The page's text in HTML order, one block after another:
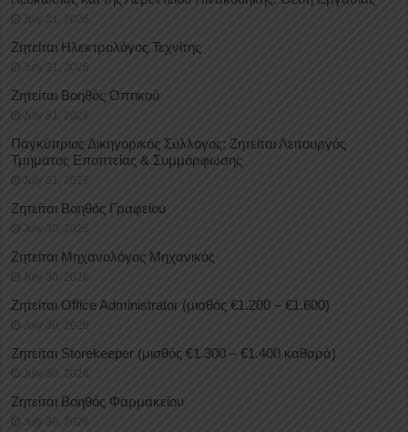
July 31, 2026
Ζητείται Ηλεκτρολόγος Τεχνίτης
July 31, 2026
Ζητείται Βοηθός Οπτικού
July 31, 2026
Παγκύπριος Δικηγορικός Σύλλογος: Ζητείται Λειτουργός
Τμήματος Εποπτείας & Συμμόρφωσης
July 31, 2026
Ζητείται Βοηθός Γραφείου
July 30, 2026
Ζητείται Μηχανολόγος Μηχανικός
July 30, 2026
Ζητείται Office Administrator (μισθός €1.200 – €1.600)
July 30, 2026
Ζητείται Storekeeper (μισθός €1.300 – €1.400 καθαρά)
July 30, 2026
Ζητείται Βοηθός Φαρμακείου
July 30, 2026